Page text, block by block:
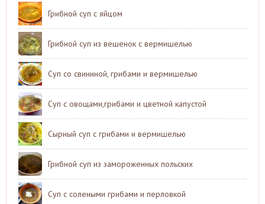
Грибной суп с яйцом
Грибной суп из вешенок с вермишелью
Суп со свининой, грибами и вермишелью
Суп с овощами,грибами и цветной капустой
Сырный суп с грибами и вермишелью
Грибной суп из замороженных польских
Суп с солеными грибами и перловкой